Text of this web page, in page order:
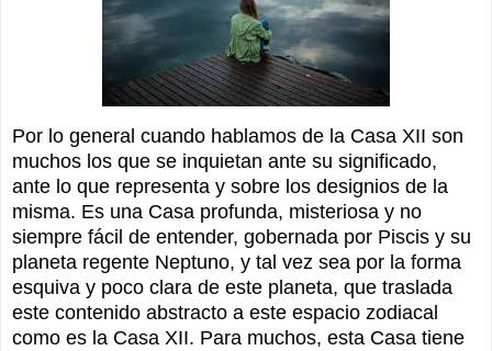
Por lo general cuando hablamos de la Casa XII son
muchos los que se inquietan ante su significado,
ante lo que representa y sobre los designios de la
misma. Es una Casa profunda, misteriosa y no
siempre fácil de entender, gobernada por Piscis y su
planeta regente Neptuno, y tal vez sea por la forma
esquiva y poco clara de este planeta, que traslada
este contenido abstracto a este espacio zodiacal
como es la Casa XII. Para muchos, esta Casa tiene